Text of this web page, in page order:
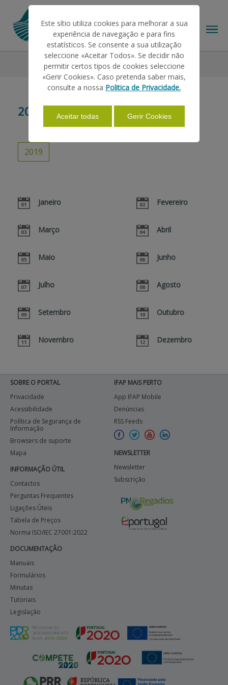
AJUDAS/APOIOS
INFORMAÇÕES
APOIO AO BENEFICIÁRIO
Entrar / Registar
Legislação 2019
2019
2019
Janeiro Fevereiro
Março Abril
Maio Junho
Julho Agosto
Setembro Outubro
Novembro Dezembro
SOBRE O PORTAL
Privacidade
Acessibilidade
Política de Segurança de
Informação
Browsers de suporte
Mapa
INFORMAÇÃO ÚTIL
Contactos
Perguntas Frequentes
Ligações Úteis
Tabela de Preços
Norma ISO/IEC 27001:2022
DOCUMENTAÇÃO
Manuais
Formulários
Minutas
Tutoriais
Legislação
IFAP MAIS PERTO
App IFAP Mobile
Denúncias
RSS Feeds
NEWSLETTER
Newsletter
Subscrição
Este sítio utiliza cookies para melhorar a sua
experiência de navegação e para fins
estatísticos. Se consente a sua utilização
seleccione «Aceitar Todos». Se decidir não
permitir certos tipos de cookies seleccione
«Gerir Cookies». Caso pretenda saber mais,
consulte a nossa Politica de Privacidade.
Aceitar todas Gerir Cookies